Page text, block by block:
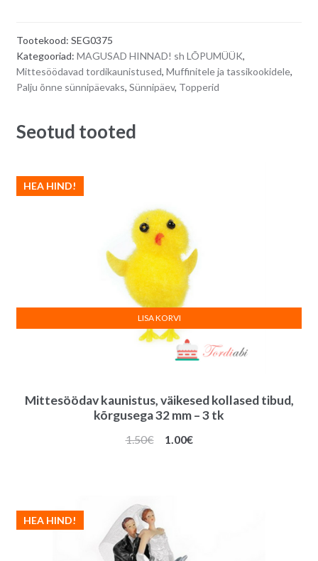
Birthday,
10
tk
n
a
Tootekood: SEG0375
Kategooriad: MAGUSAD HINNAD! sh LÕPUMÜÜK,
Mittesöödavad tordikaunistused, Muffinitele ja tassikookidele,
Palju õnne sünnipäevaks, Sünnipäev, Topperid
Seotud tooted
Mittesöödav kaunistus, väikesed kollased tibud,
kõrgusega 32 mm – 3 tk
HEA HIND!
1.50€
Algne
1.00€Praegune
LISA KORVI
HEA HIND!